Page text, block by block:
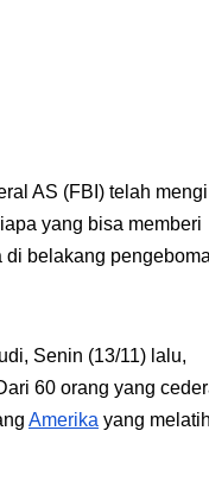
AS (FBI) telah
yang bisa memberi
di belakang
Senin (13/11) lalu,
60 orang yang
Amerika yang